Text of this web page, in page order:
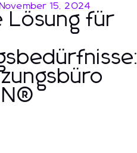
November 15, 2024
Lösung für